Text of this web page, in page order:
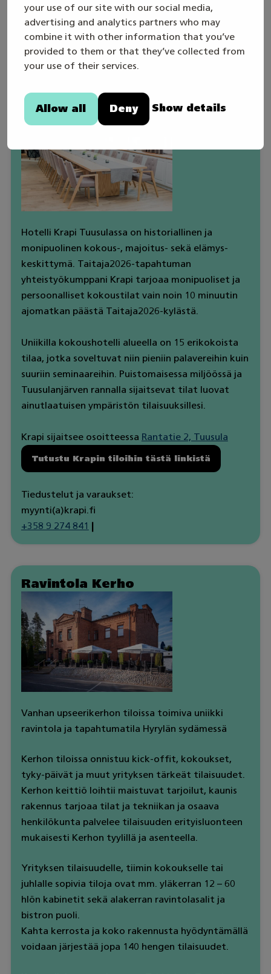
your use of our site with our social media,
advertising and analytics partners who may
combine it with other information that you’ve
provided to them or that they’ve collected from
your use of their services.
Allow all Deny Show details
Tiedustelut ja varaukset:
rykmentinkokouskeskus(a)tuusula.fi
Krapi
Hotelli Krapi Tuusulassa on historiallinen ja
monipuolinen kokous‑, majoitus‑ sekä elämys­
keskittymä. Taitaja2026-tapahtuman
yhteistyökumppani Krapi tarjoaa monipuoliset ja
persoonalliset kokoustilat vain noin 10 minuutin
ajomatkan päästä Taitaja2026-kylästä.
Uniikilla kokoushotelli alueella on 15 erikokoista
tilaa, jotka soveltuvat niin pieniin palavereihin kuin
suuriin seminaareihin. Puistomaisessa miljöössä ja
Tuusulanjärven rannalla sijaitsevat tilat luovat
ainutlaatuisen ympäristön tilaisuuksillesi.
Krapi sijaitsee osoitteessa Rantatie 2, Tuusula
Tutustu Krapin tiloihin tästä linkistä
Tiedustelut ja varaukset:
myynti(a)krapi.fi
+358 9 274 841 |
Ravintola Kerho
Vanhan upseerikerhon tiloissa toimiva uniikki
ravintola ja tapahtumatila Hyrylän sydämessä
Kerhon tiloissa onnistuu kick-offit, kokoukset,
tyky-päivät ja muut yrityksen tärkeät tilaisuudet.
Kerhon keittiö loihtii maistuvat tarjoilut, kaunis
rakennus tarjoaa tilat ja tekniikan ja osaava
henkilökunta palvelee tilaisuuden erityisluonteen
mukaisesti Kerhon tyylillä ja asenteella.
Yrityksen tilaisuudelle, tiimin kokoukselle tai
juhlalle sopivia tiloja ovat mm. yläkerran 12 – 60
hlön kabinetit sekä alakerran ravintolasalit ja
bistron puoli.
Kahta kerrosta ja koko rakennusta hyödyntämällä
voidaan järjestää jopa 140 hengen tilaisuudet.